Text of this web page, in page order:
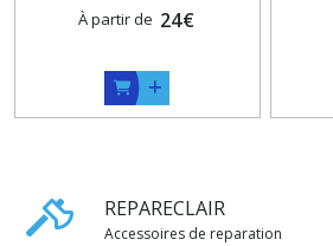
À partir de 24€
REPARECLAIR
Accessoires de reparation